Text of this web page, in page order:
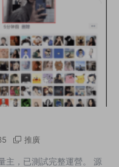
推廣
主，已測試完整運營。 源